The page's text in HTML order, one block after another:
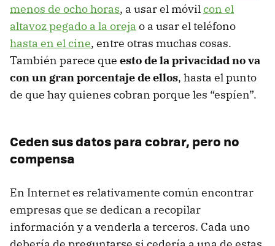
menos de ocho horas, a usar el móvilcon el
altavoz pegado a la oreja o a usar el teléfono
hasta en el cine, entre otras muchas cosas.
También parece que esto de la privacidad no va
con un gran porcentaje de ellos, hasta el punto
de que hay quienes cobran porque les “espíen”.
Ceden sus datos para cobrar, pero no
compensa
En Internet es relativamente común encontrar
empresas que se dedican a recopilar
información y a venderla a terceros. Cada uno